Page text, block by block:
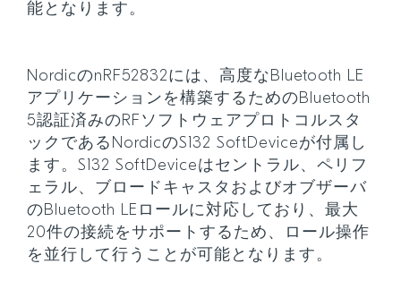
能となります。
NordicのnRF52832には、高度なBluetooth LE
アプリケーションを構築するためのBluetooth
5認証済みのRFソフトウェアプロトコルスタ
ックであるNordicのS132 SoftDeviceが付属し
ます。S132 SoftDeviceはセントラル、ペリフ
ェラル、ブロードキャスタおよびオブザーバ
のBluetooth LEロールに対応しており、最大
20件の接続をサポートするため、ロール操作
を並行して行うことが可能となります。